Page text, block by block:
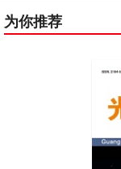
为你推荐